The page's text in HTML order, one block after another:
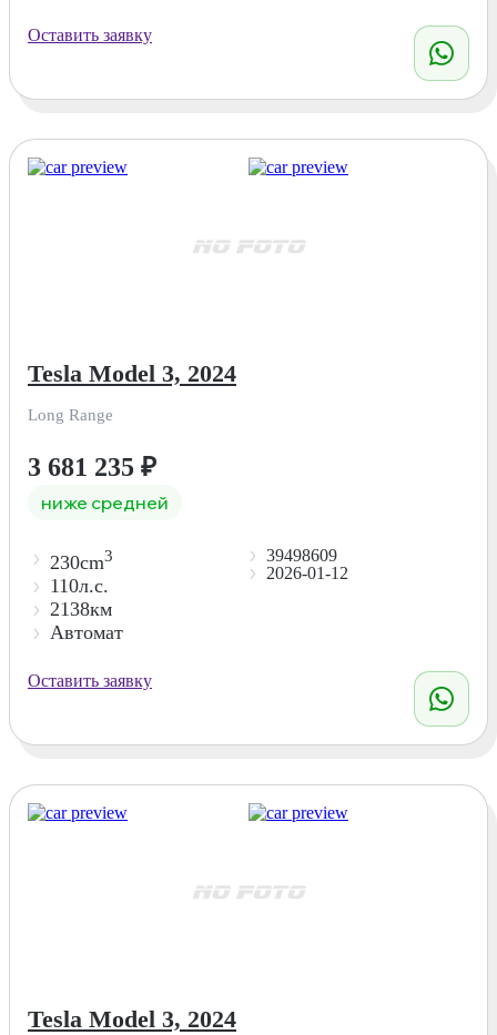
Оставить заявку
Tesla Model 3, 2024
Long Range
3 681 235 ₽
ниже средней
230cm3
110л.с.
2138км
Автомат
39498609
2026-01-12
Оставить заявку
Tesla Model 3, 2024